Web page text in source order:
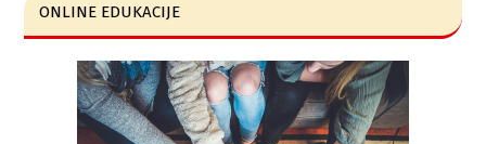
ONLINE EDUKACIJE